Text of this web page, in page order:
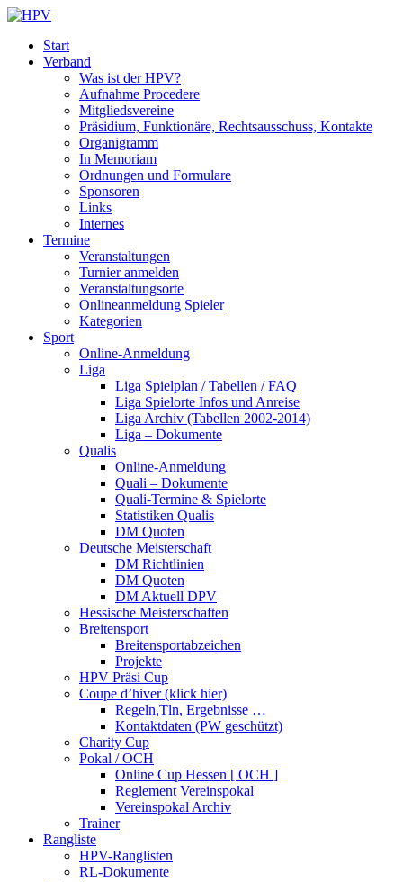
Start
Verband
Was ist der HPV?
Aufnahme Procedere
Mitgliedsvereine
Präsidium, Funktionäre, Rechtsausschuss, Kontakte
Organigramm
In Memoriam
Ordnungen und Formulare
Sponsoren
Links
Internes
Termine
Veranstaltungen
Turnier anmelden
Veranstaltungsorte
Onlineanmeldung Spieler
Kategorien
Sport
Online-Anmeldung
Liga
Liga Spielplan / Tabellen / FAQ
Liga Spielorte Infos und Anreise
Liga Archiv (Tabellen 2002-2014)
Liga – Dokumente
Qualis
Online-Anmeldung
Quali – Dokumente
Quali-Termine & Spielorte
Statistiken Qualis
DM Quoten
Deutsche Meisterschaft
DM Richtlinien
DM Quoten
DM Aktuell DPV
Hessische Meisterschaften
Breitensport
Breitensportabzeichen
Projekte
HPV Präsi Cup
Coupe d’hiver (klick hier)
Regeln,Tln, Ergebnisse …
Kontaktdaten (PW geschützt)
Charity Cup
Pokal / OCH
Online Cup Hessen [ OCH ]
Reglement Vereinspokal
Vereinspokal Archiv
Trainer
Rangliste
HPV-Ranglisten
RL-Dokumente